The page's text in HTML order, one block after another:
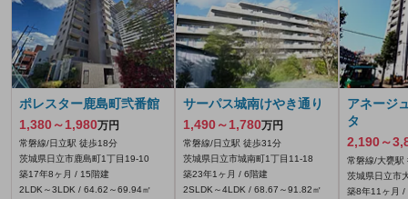
ポレスター鹿島町弐番館
1,380～1,980万円
常磐線/日立駅 徒歩18分
茨城県日立市鹿島町1丁目19-10
築17年8ヶ月 / 15階建
2LDK～3LDK / 64.62～69.94㎡
サーパス城南けやき通り
1,490～1,780万円
常磐線/日立駅 徒歩31分
茨城県日立市城南町1丁目11-18
築23年1ヶ月 / 6階建
2SLDK～4LDK / 68.67～91.82㎡
アネージ
タ
2,190～
常磐線/大甕駅
茨城県日立市
築8年11ヶ月 /